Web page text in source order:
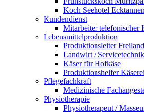
Koch Seehotel
Kundendienst
Mitarbeiter telefonischer
Lebensmittelproduktion
Produktionsleiter
Landwirt /
Käser für Hofkäse
Produktionshelfer Käserei
Pflegefachkraft
Medizinische
Physiotherapie
Physiotherapeut /